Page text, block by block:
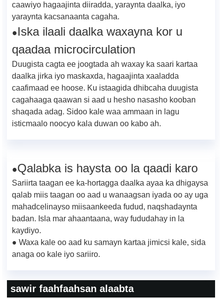
caawiyo hagaajinta diiradda, yaraynta daalka, iyo
yaraynta kacsanaanta cagaha.
●Iska ilaali daalka waxayna kor u
qaadaa microcirculation
Duugista cagta ee joogtada ah waxay ka saari kartaa
daalka jirka iyo maskaxda, hagaajinta xaaladda
caafimaad ee hoose. Ku istaagida dhibcaha duugista
cagahaaga qaawan si aad u hesho nasasho kooban
shaqada adag. Sidoo kale waa ammaan in lagu
isticmaalo noocyo kala duwan oo kabo ah.
●Qalabka is haysta oo la qaadi karo
Sariirta taagan ee ka-hortagga daalka ayaa ka dhigaysa
qalab miis taagan oo aad u wanaagsan iyada oo ay uga
mahadcelinayso miisaankeeda fudud, naqshadaynta
badan. Isla mar ahaantaana, way fududahay in la
kaydiyo.
● Waxa kale oo aad ku samayn kartaa jimicsi kale, sida
anaga oo kale iyo sariiro.
sawir faahfaahsan alaabta